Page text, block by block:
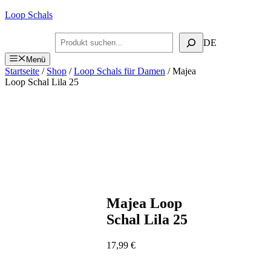
Zum
Loop Schals
Suchen DE
Menü
Startseite / Shop /Loop Schals für Damen / Majea
Loop Schal Lila 25
Majea Loop
Schal Lila 25
17,99€